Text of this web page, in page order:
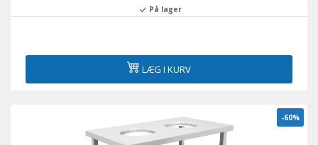
På lager
LÆG I KURV
-60%